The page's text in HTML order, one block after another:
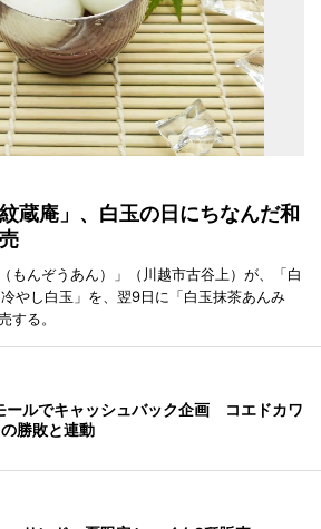
蔵庵」、白玉の日にちなんだ和
もんぞうあん）」（川越市古谷上）が、「白
やし白玉」を、翌9日に「白玉抹茶あんみ
する。
ールでキャッシュバック企画 コエドカワ
勝敗と連動